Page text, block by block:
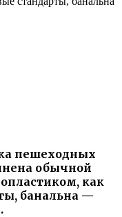
пешеходных
обычной
как
банальна —